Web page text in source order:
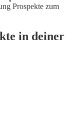
Prospekte zum
in deiner